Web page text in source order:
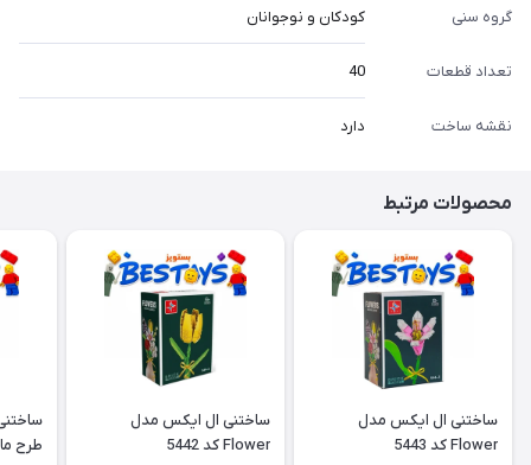
گروه سنی کودکان و نوجوانان
تعداد قطعات 40
نقشه ساخت دارد
محصولات مرتبط
ساختنی ال ایکس مدل
Flower کد 5443
ساختنی ال ایکس مدل
Flower کد 5442
طرح